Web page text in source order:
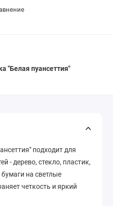
"Белая пуансеттия"
подходит для
- дерево, стекло, пластик,
на светлые
четкость и яркий